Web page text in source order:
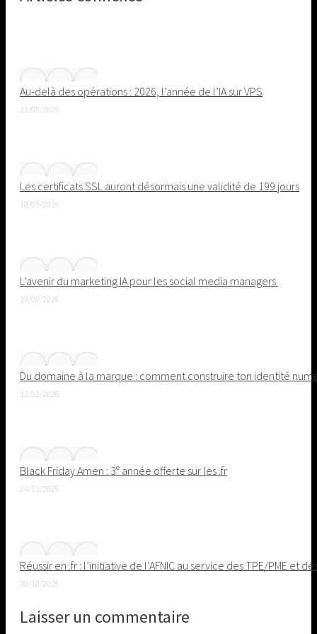
Au-delà des opérations : 2026, l’année de l’IA sur VPS
21/05/2026
Les certificats SSL auront désormais une validité de 199 jours
10/03/2026
L’avenir du marketing IA pour les social media managers
19/02/2026
Du domaine à la marque : comment construire ton identité
12/02/2026
Black Friday Amen : 3ᵉ année offerte sur les .fr
24/11/2025
Réussir en .fr : l’initiative de l’AFNIC au service des TPE/PME et
20/10/2025
Laisser un commentaire